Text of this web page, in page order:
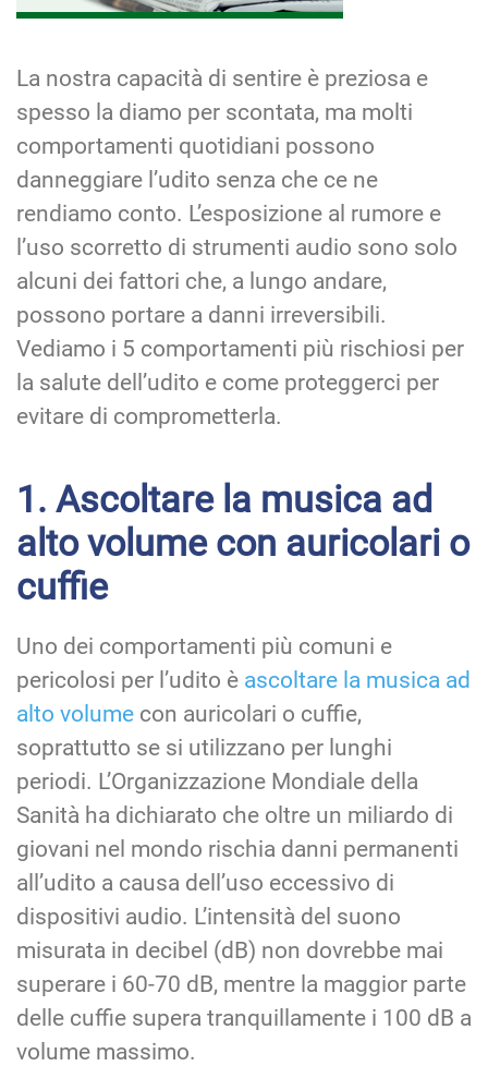
La nostra capacità di sentire è preziosa e
spesso la diamo per scontata, ma molti
comportamenti quotidiani possono
danneggiare l’udito senza che ce ne
rendiamo conto. L’esposizione al rumore e
l’uso scorretto di strumenti audio sono solo
alcuni dei fattori che, a lungo andare,
possono portare a danni irreversibili.
Vediamo i 5 comportamenti più rischiosi per
la salute dell’udito e come proteggerci per
evitare di comprometterla.
1. Ascoltare la musica ad
alto volume con auricolari o
cuffie
Uno dei comportamenti più comuni e
pericolosi per l’udito è ascoltare la musica ad
alto volume con auricolari o cuffie,
soprattutto se si utilizzano per lunghi
periodi. L’Organizzazione Mondiale della
Sanità ha dichiarato che oltre un miliardo di
giovani nel mondo rischia danni permanenti
all’udito a causa dell’uso eccessivo di
dispositivi audio. L’intensità del suono
misurata in decibel (dB) non dovrebbe mai
superare i 60-70 dB, mentre la maggior parte
delle cuffie supera tranquillamente i 100 dB a
volume massimo.